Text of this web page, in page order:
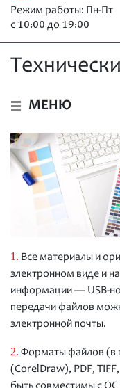
Режим работы: Пн-Пт
с 10:00 до 19:00
МЕНЮ
1. Все материалы и
электронном виде и
информации — USB-
передачи файлов
электронной почты.
2. Форматы файлов (в
(CorelDraw), PDF,
быть совместимы с